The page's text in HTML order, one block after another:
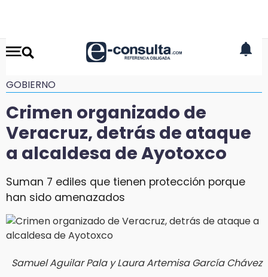
GOBIERNO
Crimen organizado de
Veracruz, detrás de ataque
a alcaldesa de Ayotoxco
Suman 7 ediles que tienen protección porque
han sido amenazados
Samuel Aguilar Pala y Laura Artemisa García Chávez